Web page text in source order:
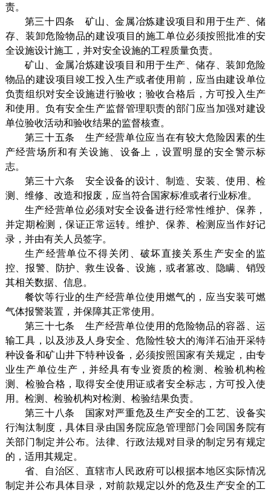
责。
第三十四条 矿山、金属冶炼建设项目和用于生产、储
存、装卸危险物品的建设项目的施工单位必须按照批准的安
全设施设计施工，并对安全设施的工程质量负责。
矿山、金属冶炼建设项目和用于生产、储存、装卸危险
物品的建设项目竣工投入生产或者使用前，应当由建设单位
负责组织对安全设施进行验收；验收合格后，方可投入生产
和使用。负有安全生产监督管理职责的部门应当加强对建设
单位验收活动和验收结果的监督核查。
第三十五条 生产经营单位应当在有较大危险因素的生
产经营场所和有关设施、设备上，设置明显的安全警示标
志。
第三十六条 安全设备的设计、制造、安装、使用、检
测、维修、改造和报废，应当符合国家标准或者行业标准。
生产经营单位必须对安全设备进行经常性维护、保养，
并定期检测，保证正常运转。维护、保养、检测应当作好记
录，并由有关人员签字。
生产经营单位不得关闭、破坏直接关系生产安全的监
控、报警、防护、救生设备、设施，或者篡改、隐瞒、销毁
其相关数据、信息。
餐饮等行业的生产经营单位使用燃气的，应当安装可燃
气体报警装置，并保障其正常使用。
第三十七条 生产经营单位使用的危险物品的容器、运
输工具，以及涉及人身安全、危险性较大的海洋石油开采特
种设备和矿山井下特种设备，必须按照国家有关规定，由专
业生产单位生产，并经具有专业资质的检测、检验机构检
测、检验合格，取得安全使用证或者安全标志，方可投入使
用。检测、检验机构对检测、检验结果负责。
第三十八条 国家对严重危及生产安全的工艺、设备实
行淘汰制度，具体目录由国务院应急管理部门会同国务院有
关部门制定并公布。法律、行政法规对目录的制定另有规定
的，适用其规定。
省、自治区、直辖市人民政府可以根据本地区实际情况
制定并公布具体目录，对前款规定以外的危及生产安全的工